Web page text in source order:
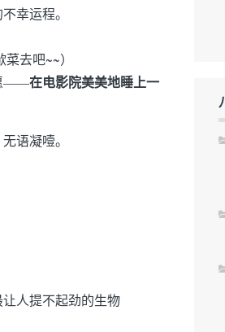
幸运程。
去吧~~）
——在电影院美美地睡上一
语凝噎。
人提不起劲的生物